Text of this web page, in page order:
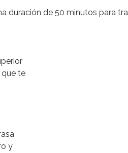
duración de 50 minutos para
te
y